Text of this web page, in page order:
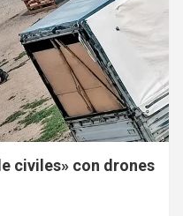
civiles» con drones